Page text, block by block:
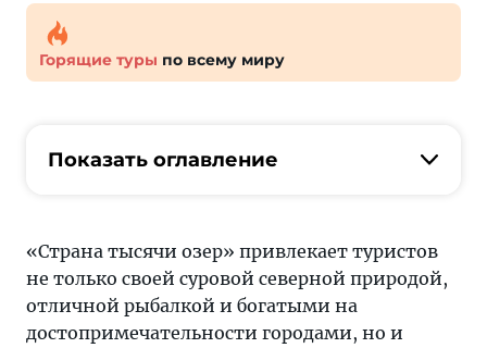
Горящие туры по всему миру
Показать оглавление
«Страна тысячи озер» привлекает туристов
не только своей суровой северной природой,
отличной рыбалкой и богатыми на
достопримечательности городами, но и